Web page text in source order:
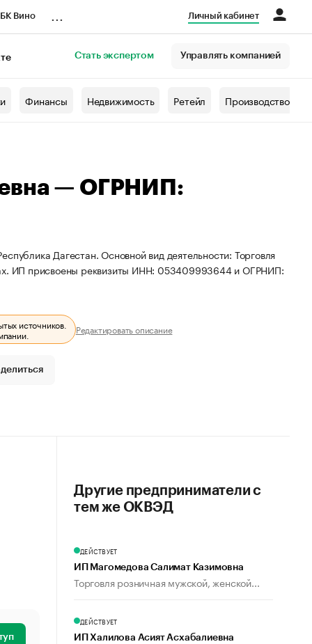
Вино Личный кабинет
Стать экспертом Управлять компанией
Финансы Недвижимость Ретейл Производство
— ОГРНИП:
Дагестан. Основной вид деятельности: Торговля
ИП присвоены реквизиты ИНН: 053409993644 и ОГРНИП:
источников.
Редактировать описание
Другие предприниматели с
тем же ОКВЭД
ДЕЙСТВУЕТ
ИП Магомедова Салимат Казимовна
Торговля розничная мужской, женской...
ДЕЙСТВУЕТ
ИП Халилова Асият Асхабалиевна